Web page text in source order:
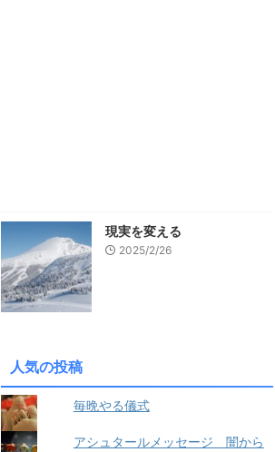
現実を変える
2025/2/26
人気の投稿
毎晩やる儀式
アシュタールメッセージ 闇から